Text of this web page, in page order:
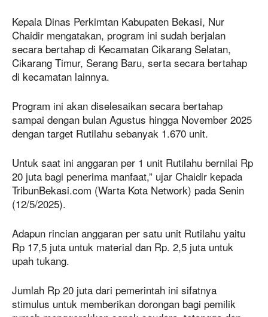
Kepala Dinas Perkimtan Kabupaten Bekasi, Nur
Chaidir mengatakan, program ini sudah berjalan
secara bertahap di Kecamatan Cikarang Selatan,
Cikarang Timur, Serang Baru, serta secara bertahap
di kecamatan lainnya.
Program ini akan diselesaikan secara bertahap
sampai dengan bulan Agustus hingga November 2025
dengan target Rutilahu sebanyak 1.670 unit.
Untuk saat ini anggaran per 1 unit Rutilahu bernilai Rp
20 juta bagi penerima manfaat,” ujar Chaidir kepada
TribunBekasi.com (Warta Kota Network) pada Senin
(12/5/2025).
Adapun rincian anggaran per satu unit Rutilahu yaitu
Rp 17,5 juta untuk material dan Rp. 2,5 juta untuk
upah tukang.
Jumlah Rp 20 juta dari pemerintah ini sifatnya
stimulus untuk memberikan dorongan bagi pemilik